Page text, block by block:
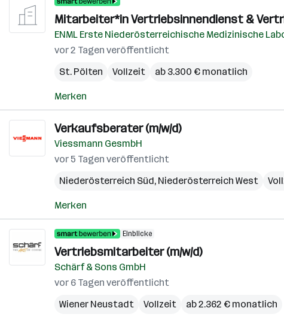
Mitarbeiter*in Vertriebsinnendienst &
ENML Erste Niederösterreichische Medizinische
vor 2 Tagen veröffentlicht
St. Pölten
Vollzeit ab 3.300 € monatlich
Merken
Verkaufsberater (m/w/d)
Viessmann GesmbH
vor 5 Tagen veröffentlicht
Niederösterreich Süd, Niederösterreich West
Merken
Einblicke
Vertriebsmitarbeiter (m/w/d)
Schärf & Sons GmbH
vor 6 Tagen veröffentlicht
Wiener Neustadt
Vollzeit ab 2.362 € monatlich